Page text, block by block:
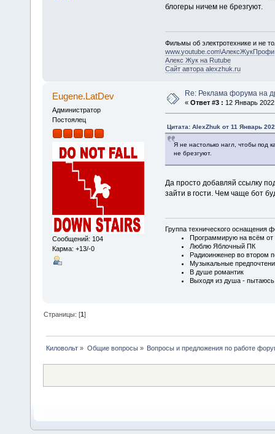
блогеры ничем не брезгуют.
Фильмы об электротехнике и не
www.youtube.com\АлексЖукПрофи
Алекс Жук на Rutube
Сайт автора alexzhuk.ru
Eugene.LatDev
Администратор
Постоялец
Сообщений: 104
Карма: +13/-0
Re: Реклама форума на
« Ответ #3 : 12 Январь
Цитата: AlexZhuk от 11 Январь
Я не настолько нагл, чтобы под
не брезгуют.
Да просто добавляй ссылку
зайти в гости. Чем чаще бот
Группа технического оснащения
Программирую на всём от
Люблю Яблочный ПК
Радиоинженер во втором
Музыкальные
В душе романтик
Выходя из душа - пытаюсь
Страницы: [1]
Киловольт » Общие вопросы» Вопросы и предложения по работе